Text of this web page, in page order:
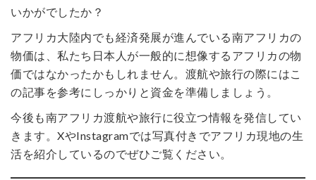
いかがでしたか？
アフリカ大陸内でも経済発展が進んでいる南アフリカの
物価は、私たち日本人が一般的に想像するアフリカの物
価ではなかったかもしれません。渡航や旅行の際にはこ
の記事を参考にしっかりと資金を準備しましょう。
今後も南アフリカ渡航や旅行に役立つ情報を発信してい
きます。XやInstagramでは写真付きでアフリカ現地の生
活を紹介しているのでぜひご覧ください。